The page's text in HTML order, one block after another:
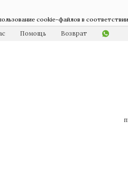
cookie-файлов в
Помощь Возврат